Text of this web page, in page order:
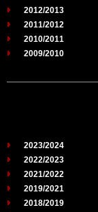
2012/2013
2011/2012
2010/2011
2009/2010
2023/2024
2022/2023
2021/2022
2019/2021
2018/2019